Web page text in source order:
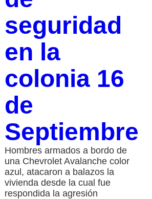
seguridad
en la
colonia 16
de
Septiembre
Hombres armados a bordo de
una Chevrolet Avalanche color
azul, atacaron a balazos la
vivienda desde la cual fue
respondida la agresión